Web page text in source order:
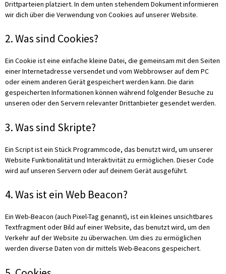
Drittparteien platziert. In dem unten stehendem Dokument informieren
wir dich über die Verwendung von Cookies auf unserer Website.
2. Was sind Cookies?
Ein Cookie ist eine einfache kleine Datei, die gemeinsam mit den Seiten
einer Internetadresse versendet und vom Webbrowser auf dem PC
oder einem anderen Gerät gespeichert werden kann. Die darin
gespeicherten Informationen können während folgender Besuche zu
unseren oder den Servern relevanter Drittanbieter gesendet werden.
3. Was sind Skripte?
Ein Script ist ein Stück Programmcode, das benutzt wird, um unserer
Website Funktionalität und Interaktivität zu ermöglichen. Dieser Code
wird auf unseren Servern oder auf deinem Gerät ausgeführt.
4. Was ist ein Web Beacon?
Ein Web-Beacon (auch Pixel-Tag genannt), ist ein kleines unsichtbares
Textfragment oder Bild auf einer Website, das benutzt wird, um den
Verkehr auf der Website zu überwachen. Um dies zu ermöglichen
werden diverse Daten von dir mittels Web-Beacons gespeichert.